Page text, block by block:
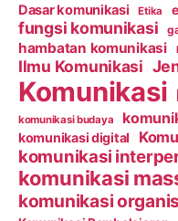
Dasar komunikasi Etika
fungsi komunikasi
hambatan komunikasi
Ilmu Komunikasi
Komunikasi
komunikasi budaya
komunikasi digital
komunikasi
komunikasi
komunikasi